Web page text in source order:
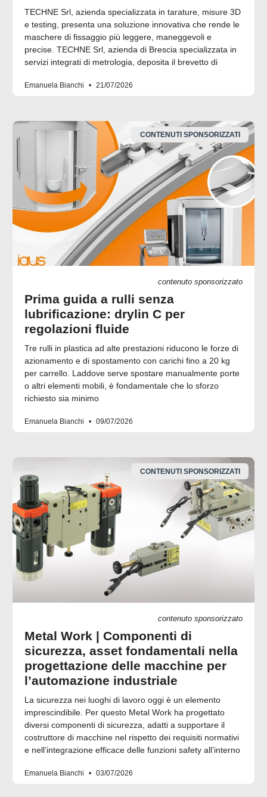
TECHNE Srl, azienda specializzata in tarature, misure 3D
e testing, presenta una soluzione innovativa che rende le
maschere di fissaggio più leggere, maneggevoli e
precise. TECHNE Srl, azienda di Brescia specializzata in
servizi integrati di metrologia, deposita il brevetto di
Emanuela Bianchi 21/07/2026
CONTENUTI SPONSORIZZATI
contenuto sponsorizzato
Prima guida a rulli senza
lubrificazione: drylin C per
regolazioni fluide
Tre rulli in plastica ad alte prestazioni riducono le forze di
azionamento e di spostamento con carichi fino a 20 kg
per carrello. Laddove serve spostare manualmente porte
o altri elementi mobili, è fondamentale che lo sforzo
richiesto sia minimo
Emanuela Bianchi 09/07/2026
CONTENUTI SPONSORIZZATI
contenuto sponsorizzato
Metal Work | Componenti di
sicurezza, asset fondamentali nella
progettazione delle macchine per
l’automazione industriale
La sicurezza nei luoghi di lavoro oggi è un elemento
imprescindibile. Per questo Metal Work ha progettato
diversi componenti di sicurezza, adatti a supportare il
costruttore di macchine nel rispetto dei requisiti normativi
e nell’integrazione efficace delle funzioni safety all’interno
Emanuela Bianchi 03/07/2026